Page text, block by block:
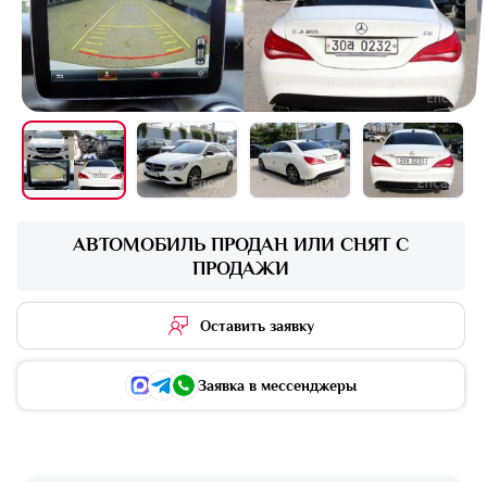
АВТОМОБИЛЬ ПРОДАН ИЛИ СНЯТ С
ПРОДАЖИ
Оставить заявку
Заявка в мессенджеры